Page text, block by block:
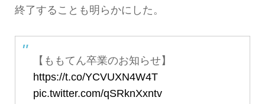
終了することも明らかにした。
【ももてん卒業のお知らせ】
https://t.co/YCVUXN4W4T
pic.twitter.com/qSRknXxntv